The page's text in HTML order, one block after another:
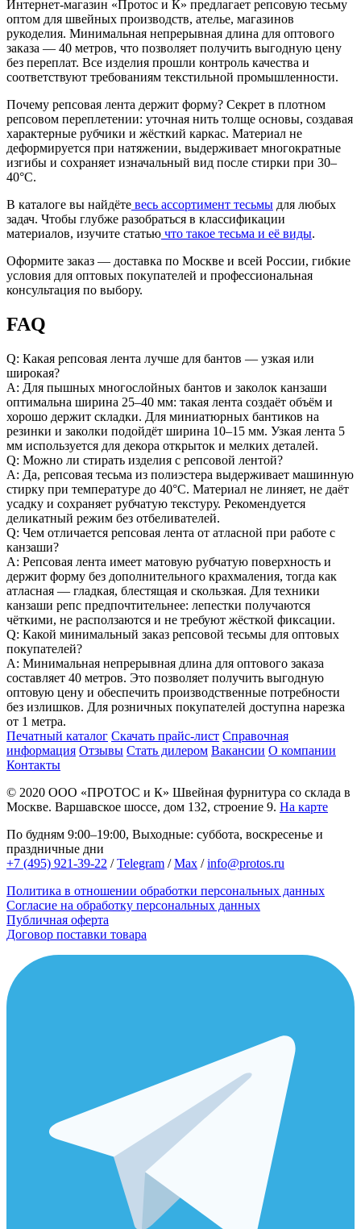
Интернет-магазин «Протос и К» предлагает репсовую тесьму
оптом для швейных производств, ателье, магазинов
рукоделия. Минимальная непрерывная длина для оптового
заказа — 40 метров, что позволяет получить выгодную цену
без переплат. Все изделия прошли контроль качества и
соответствуют требованиям текстильной промышленности.
Почему репсовая лента держит форму? Секрет в плотном
репсовом переплетении: уточная нить толще основы, создавая
характерные рубчики и жёсткий каркас. Материал не
деформируется при натяжении, выдерживает многократные
изгибы и сохраняет изначальный вид после стирки при 30–
40°C.
В каталоге вы найдёте весь ассортимент тесьмы для любых
задач. Чтобы глубже разобраться в классификации
материалов, изучите статью что такое тесьма и её виды.
Оформите заказ — доставка по Москве и всей России, гибкие
условия для оптовых покупателей и профессиональная
консультация по выбору.
FAQ
Q: Какая репсовая лента лучше для бантов — узкая или
широкая?
A: Для пышных многослойных бантов и заколок канзаши
оптимальна ширина 25–40 мм: такая лента создаёт объём и
хорошо держит складки. Для миниатюрных бантиков на
резинки и заколки подойдёт ширина 10–15 мм. Узкая лента 5
мм используется для декора открыток и мелких деталей.
Q: Можно ли стирать изделия с репсовой лентой?
A: Да, репсовая тесьма из полиэстера выдерживает машинную
стирку при температуре до 40°C. Материал не линяет, не даёт
усадку и сохраняет рубчатую текстуру. Рекомендуется
деликатный режим без отбеливателей.
Q: Чем отличается репсовая лента от атласной при работе с
канзаши?
A: Репсовая лента имеет матовую рубчатую поверхность и
держит форму без дополнительного крахмаления, тогда как
атласная — гладкая, блестящая и скользкая. Для техники
канзаши репс предпочтительнее: лепестки получаются
чёткими, не расползаются и не требуют жёсткой фиксации.
Q: Какой минимальный заказ репсовой тесьмы для оптовых
покупателей?
A: Минимальная непрерывная длина для оптового заказа
составляет 40 метров. Это позволяет получить выгодную
оптовую цену и обеспечить производственные потребности
без излишков. Для розничных покупателей доступна нарезка
от 1 метра.
Печатный каталог Скачать прайс-лист Справочная
информация Отзывы Стать дилером Вакансии О компании
Контакты
© 2020 ООО «ПРОТОС и К» Швейная фурнитура со склада в
Москве. Варшавское шоссе, дом 132, строение 9. На карте
По будням 9:00–19:00, Выходные: суббота, воскресенье и
праздничные дни
+7 (495) 921-39-22 /Telegram /Max /info@protos.ru
Политика в отношении обработки персональных данных
Согласие на обработку персональных данных
Публичная оферта
Договор поставки товара